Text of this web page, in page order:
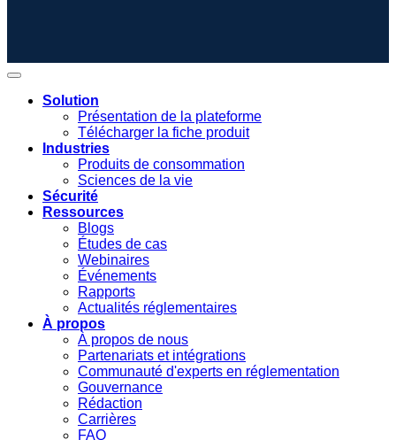
Solution
Présentation de la plateforme
Télécharger la fiche produit
Industries
Produits de consommation
Sciences de la vie
Sécurité
Ressources
Blogs
Études de cas
Webinaires
Événements
Rapports
Actualités réglementaires
À propos
À propos de nous
Partenariats et intégrations
Communauté d'experts en réglementation
Gouvernance
Rédaction
Carrières
FAQ